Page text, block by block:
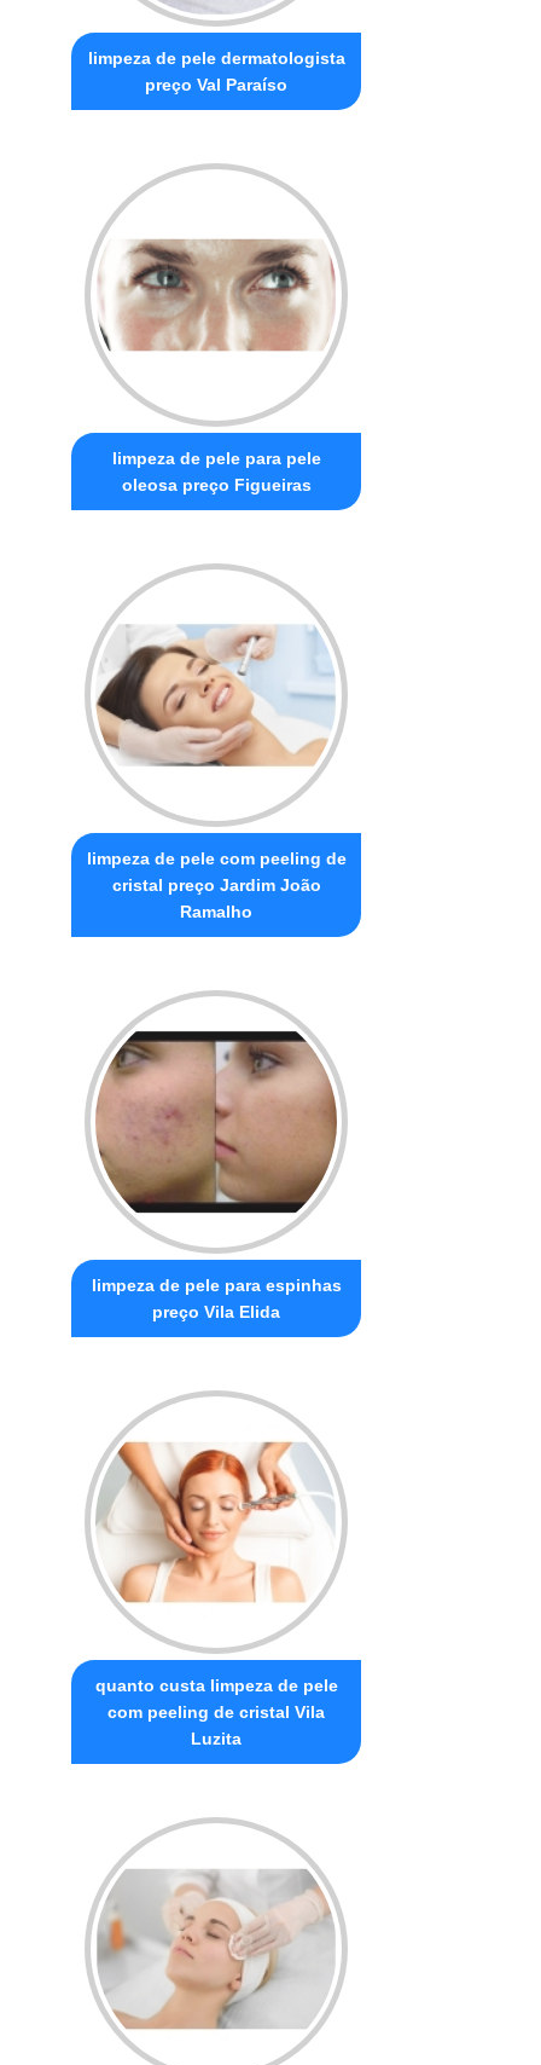
limpeza de pele dermatologista
preço Val Paraíso
limpeza de pele para pele
oleosa preço Figueiras
limpeza de pele com peeling de
cristal preço Jardim João
Ramalho
limpeza de pele para espinhas
preço Vila Elida
quanto custa limpeza de pele
com peeling de cristal Vila
Luzita